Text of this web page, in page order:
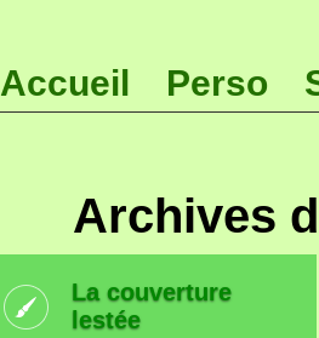
Accueil Perso
Archives
La couverture
lestée